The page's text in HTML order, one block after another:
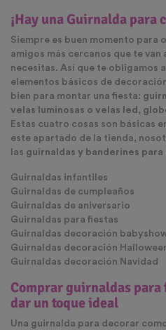
¡Hay una Guirnalda para
Siempre es buen momento para
amigos más cercanos que te van
necesitas. Así que te obligamos
elementos básicos de
bien para montar una fiesta:
velas luminosas o velas led,
Estas cuatro cosas son básicas
este apartado de la tienda,
las guirnaldas y banderines para
Guirnaldas infantiles
Guirnaldas de cumpleaños
Guirnaldas de aniversario
Guirnaldas para fiestas
Guirnaldas decoración
Guirnaldas decoración
Guirnaldas decoración Navidad
Comprar guirnaldas para
dar un toque ideal
Una guirnalda para decorar